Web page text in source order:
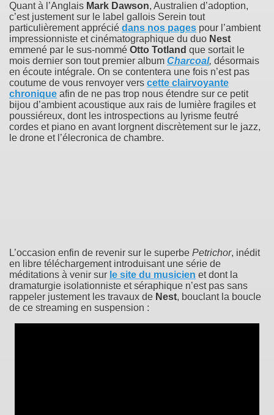
Quant à l’Anglais Mark Dawson, Australien d’adoption,
c’est justement sur le label gallois Serein tout
particulièrement apprécié dans nos pages pour l’ambient
impressionniste et cinématographique du duo Nest
emmené par le sus-nommé Otto Totland que sortait le
mois dernier son tout premier album Charcoal, désormais
en écoute intégrale. On se contentera une fois n’est pas
coutume de vous renvoyer vers cette clairvoyante
chronique afin de ne pas trop nous étendre sur ce petit
bijou d’ambient acoustique aux rais de lumière fragiles et
poussiéreux, dont les introspections au lyrisme feutré
cordes et piano en avant lorgnent discrètement sur le jazz,
le drone et l’élecronica de chambre.
L’occasion enfin de revenir sur le superbe Petrichor, inédit
en libre téléchargement introduisant une série de
méditations à venir sur le site du musicien et dont la
dramaturgie isolationniste et séraphique n’est pas sans
rappeler justement les travaux de Nest, bouclant la boucle
de ce streaming en suspension :